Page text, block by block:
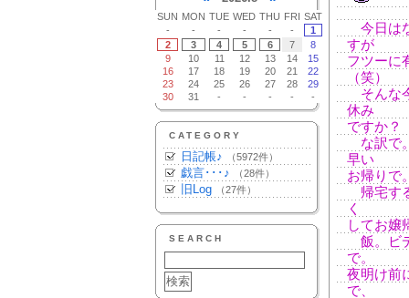
SUN MON TUE WED THU FRI SAT
-
- - - - -
1
2
3 4 5 6 7
8
9
10 11 12 13 14
15
16
17 18 19 20 21
22
23
24 25 26 27 28
29
30
31 - - - - -
CATEGORY
日記帳♪ （5972件）
戯言･･･♪ （28件）
旧Log （27件）
SEARCH
今日は
すが
フツーに
（笑）
そんな
休み
ですか？
な訳で
早い
お帰りで
帰宅す
く
してお嬢
飯。ビ
で。
夜明け前
で、